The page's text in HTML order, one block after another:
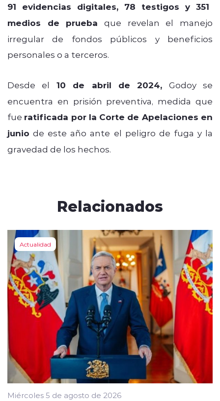
91 evidencias digitales, 78 testigos y 351
medios de prueba que revelan el manejo
irregular de fondos públicos y beneficios
personales o a terceros.
Desde el 10 de abril de 2024, Godoy se
encuentra en prisión preventiva, medida que
fue ratificada por la Corte de Apelaciones en
junio de este año ante el peligro de fuga y la
gravedad de los hechos.
Relacionados
Actualidad
Miércoles 5 de agosto de 2026